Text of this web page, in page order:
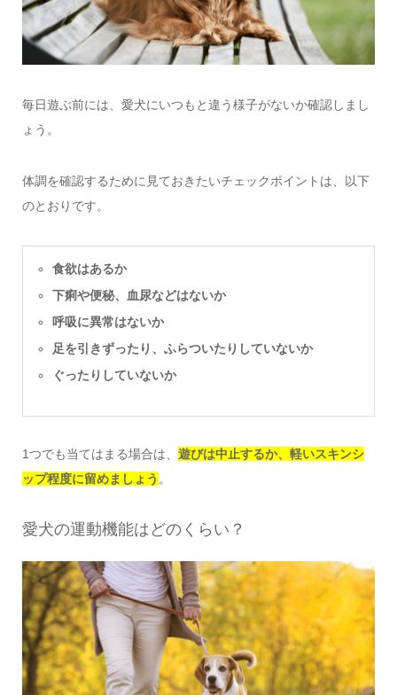
毎日遊ぶ前には、愛犬にいつもと違う様子がないか確認しまし
ょう。
体調を確認するために見ておきたいチェックポイントは、以下
のとおりです。
食欲はあるか
下痢や便秘、血尿などはないか
呼吸に異常はないか
足を引きずったり、ふらついたりしていないか
ぐったりしていないか
1つでも当てはまる場合は、 遊びは中止するか、軽いスキンシ
ップ程度に留めましょう 。
愛犬の運動機能はどのくらい？